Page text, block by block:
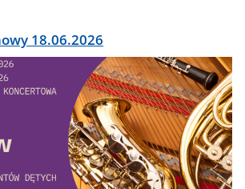
18.06.2026